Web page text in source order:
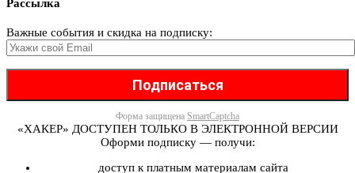
Рассылка
Важные события и скидка на подписку:
Форма защищена SmartCaptcha
«ХАКЕР» ДОСТУПЕН ТОЛЬКО В ЭЛЕКТРОННОЙ ВЕРСИИ
Оформи подписку — получи:
доступ к платным материалам сайта